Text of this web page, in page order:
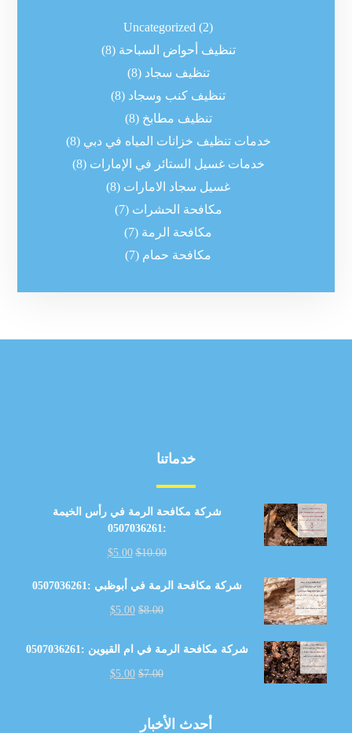
Uncategorized (2)
تنظيف أحواض السباحة (8)
تنظيف سجاد (8)
تنظيف كنب وسجاد (8)
تنظيف مطابخ (8)
خدمات تنظيف خزانات المياه في دبي (8)
خدمات غسيل الستائر في الإمارات (8)
غسيل سجاد الامارات (8)
مكافحة الحشرات (7)
مكافحة الرمة (7)
مكافحة حمام (7)
خدماتنا
شركة مكافحة الرمة في رأس الخيمة
:0507036261
$10.00
$5.00
شركة مكافحة الرمة في أبوظبي :0507036261
$8.00
$5.00
شركة مكافحة الرمة في ام القيوين :0507036261
$7.00
$5.00
أحدث الأخبار